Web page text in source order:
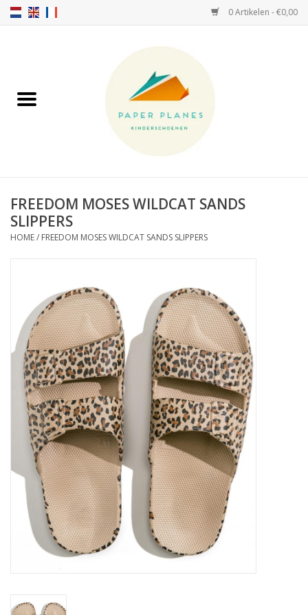
0 Artikelen - €0,00
FW26-27
HELLO HOSSY petten
JEUNE PREMIER
SOFTSOLES
ACCESSOIRES
Cadeaubonnen
METEN IS WETEN!
#MYCLIENTSARETHECUTEST
FREEDOM MOSES WILDCAT SANDS
SLIPPERS
HOME/ FREEDOM MOSES WILDCAT SANDS SLIPPERS